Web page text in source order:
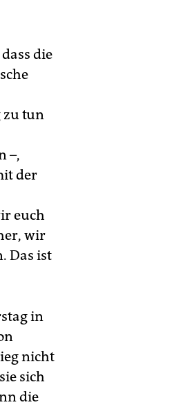
die
zu tun
–,
der
euch
wir
Das ist
in
nicht
sich
die